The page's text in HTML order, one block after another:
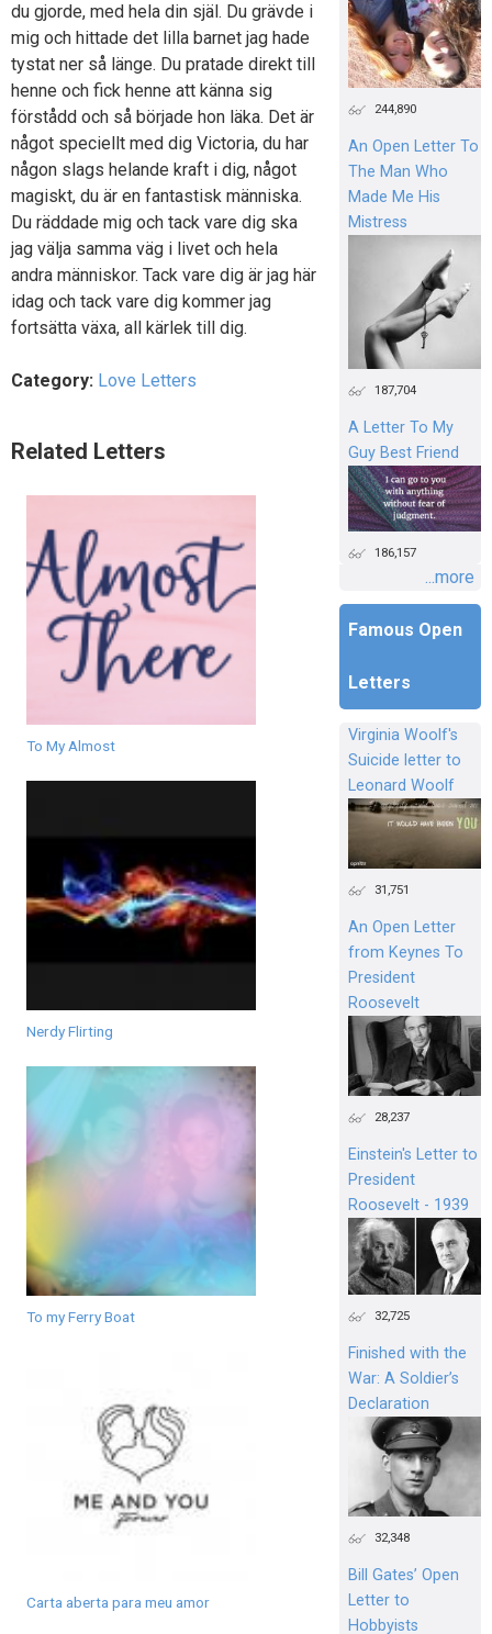
du gjorde, med hela din själ. Du grävde i
mig och hittade det lilla barnet jag hade
tystat ner så länge. Du pratade direkt till
henne och fick henne att känna sig
förstådd och så började hon läka. Det är
något speciellt med dig Victoria, du har
någon slags helande kraft i dig, något
magiskt, du är en fantastisk människa.
Du räddade mig och tack vare dig ska
jag välja samma väg i livet och hela
andra människor. Tack vare dig är jag här
idag och tack vare dig kommer jag
fortsätta växa, all kärlek till dig.
Category: Love Letters
Related Letters
To My Almost
Nerdy Flirting
To my Ferry Boat
Carta aberta para meu amor
244,890
An Open Letter To
The Man Who
Made Me His
Mistress
187,704
A Letter To My
Guy Best Friend
186,157
...more
Famous Open
Letters
Virginia Woolf's
Suicide letter to
Leonard Woolf
31,751
An Open Letter
from Keynes To
President
Roosevelt
28,237
Einstein's Letter to
President
Roosevelt - 1939
32,725
Finished with the
War: A Soldier’s
Declaration
32,348
Bill Gates’ Open
Letter to
Hobbyists